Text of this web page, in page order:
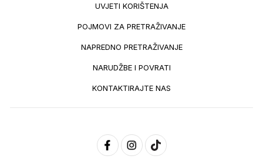
UVJETI KORIŠTENJA
POJMOVI ZA PRETRAŽIVANJE
NAPREDNO PRETRAŽIVANJE
NARUDŽBE I POVRATI
KONTAKTIRAJTE NAS